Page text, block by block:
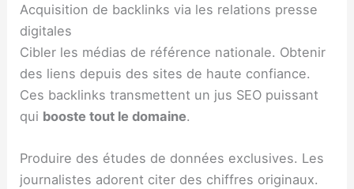
Acquisition de backlinks via les relations presse
digitales
Cibler les médias de référence nationale. Obtenir
des liens depuis des sites de haute confiance.
Ces backlinks transmettent un jus SEO puissant
qui booste tout le domaine.
Produire des études de données exclusives. Les
journalistes adorent citer des chiffres originaux.